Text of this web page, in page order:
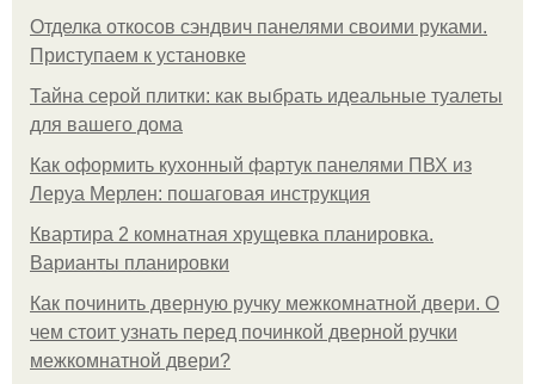
Отделка откосов сэндвич панелями своими руками.
Приступаем к установке
Тайна серой плитки: как выбрать идеальные туалеты
для вашего дома
Как оформить кухонный фартук панелями ПВХ из
Леруа Мерлен: пошаговая инструкция
Квартира 2 комнатная хрущевка планировка.
Варианты планировки
Как починить дверную ручку межкомнатной двери. О
чем стоит узнать перед починкой дверной ручки
межкомнатной двери?